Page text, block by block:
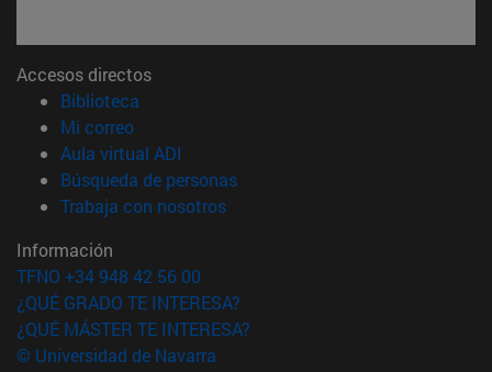
Accesos directos
Biblioteca
Mi correo(abre en nueva ventana)
Aula virtual ADI
Búsqueda de personas(abre en nueva ventana)
Trabaja con nosotros(abre en nueva ventana)
Información
TFNO +34 948 42 56 00
¿QUÉ GRADO TE INTERESA?
¿QUÉ MÁSTER TE INTERESA?
© Universidad de Navarra